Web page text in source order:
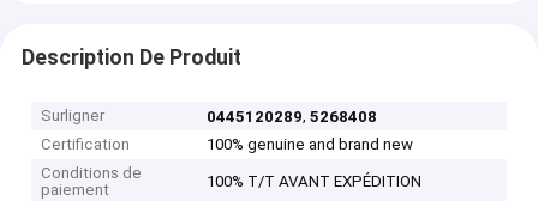
Description De Produit
Surligner 0445120289,5268408
Certification
100% genuine and brand new
Conditions de
paiement
100% T/T AVANT EXPÉDITION